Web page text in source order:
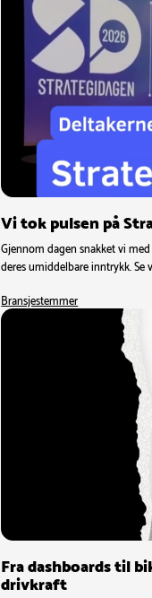
Vi tok pulsen på
Gjennom dagen snakket vi
deres umiddelbare inntrykk. Se
Bransjestemmer
Fra dashboards til
drivkraft